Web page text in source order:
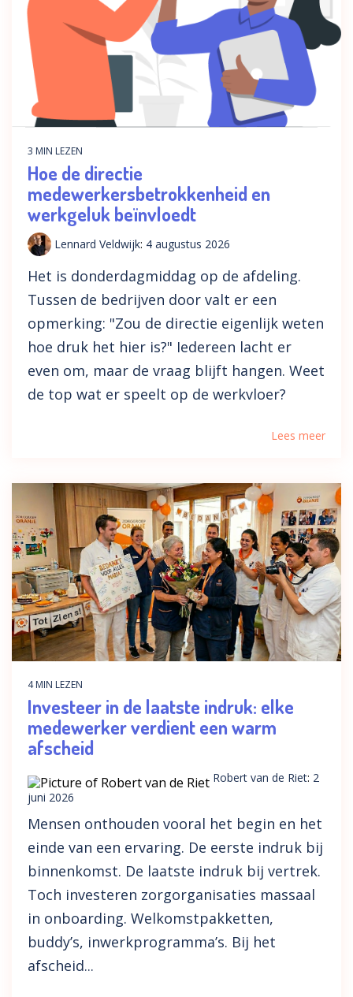
3 MIN LEZEN
Hoe de directie
medewerkersbetrokkenheid en
werkgeluk beïnvloedt
Lennard Veldwijk: 4 augustus 2026
Het is donderdagmiddag op de afdeling.
Tussen de bedrijven door valt er een
opmerking: "Zou de directie eigenlijk weten
hoe druk het hier is?" Iedereen lacht er
even om, maar de vraag blijft hangen. Weet
de top wat er speelt op de werkvloer?
Lees meer
4 MIN LEZEN
Investeer in de laatste indruk: elke
medewerker verdient een warm
afscheid
Robert van de Riet: 2
juni 2026
Mensen onthouden vooral het begin en het
einde van een ervaring. De eerste indruk bij
binnenkomst. De laatste indruk bij vertrek.
Toch investeren zorgorganisaties massaal
in onboarding. Welkomstpakketten,
buddy’s, inwerkprogramma’s. Bij het
afscheid...